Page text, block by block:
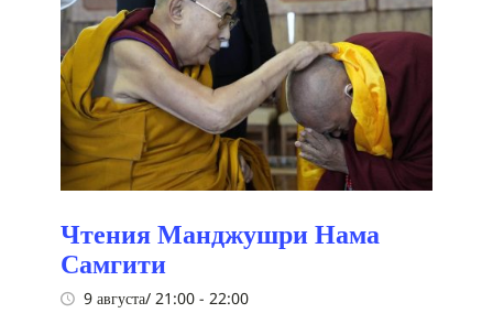
Чтения Манджушри Нама
Самгити
9 августа/ 21:00 - 22:00